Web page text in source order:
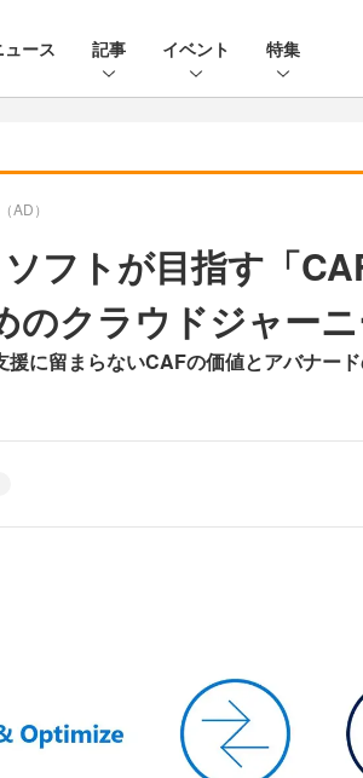
ュース 記事 イベント 特集
（AD）
フトが目指す「
のクラウドジャー
援に留まらないCAFの価値とアバナー